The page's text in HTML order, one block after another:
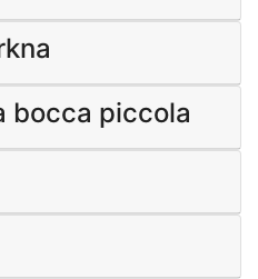
bocca piccola